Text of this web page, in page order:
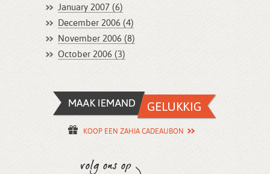
January 2007 (6)
December 2006 (4)
November 2006 (8)
October 2006 (3)
KOOP EEN ZAHIA CADEAUBON